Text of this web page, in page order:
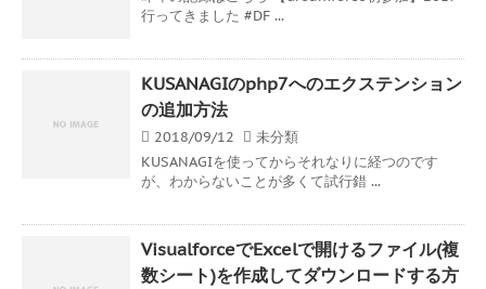
行ってきました #DF ...
KUSANAGIのphp7へのエクステンション
の追加方法
2018/09/12
未分類
KUSANAGIを使ってからそれなりに経つのです
が、わからないことが多くて試行錯 ...
VisualforceでExcelで開けるファイル(複
数シート)を作成してダウンロードする方